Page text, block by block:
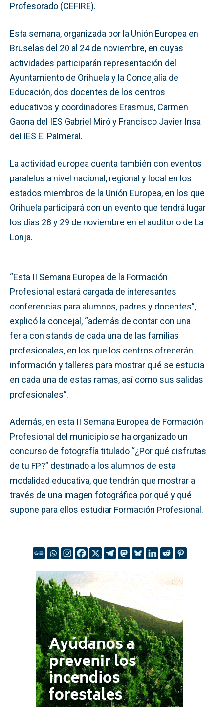
Profesorado (CEFIRE).
Esta semana, organizada por la Unión Europea en
Bruselas del 20 al 24 de noviembre, en cuyas
actividades participarán representación del
Ayuntamiento de Orihuela y la Concejalía de
Educación, dos docentes de los centros
educativos y coordinadores Erasmus, Carmen
Gaona del IES Gabriel Miró y Francisco Javier Insa
del IES El Palmeral.
La actividad europea cuenta también con eventos
paralelos a nivel nacional, regional y local en los
estados miembros de la Unión Europea, en los que
Orihuela participará con un evento que tendrá lugar
los días 28 y 29 de noviembre en el auditorio de La
Lonja.
“Esta II Semana Europea de la Formación
Profesional estará cargada de interesantes
conferencias para alumnos, padres y docentes”,
explicó la concejal, “además de contar con una
feria con stands de cada una de las familias
profesionales, en los que los centros ofrecerán
información y talleres para mostrar qué se estudia
en cada una de estas ramas, así como sus salidas
profesionales”.
Además, en esta II Semana Europea de Formación
Profesional del municipio se ha organizado un
concurso de fotografía titulado “¿Por qué disfrutas
de tu FP?” destinado a los alumnos de esta
modalidad educativa, que tendrán que mostrar a
través de una imagen fotográfica por qué y qué
supone para ellos estudiar Formación Profesional.